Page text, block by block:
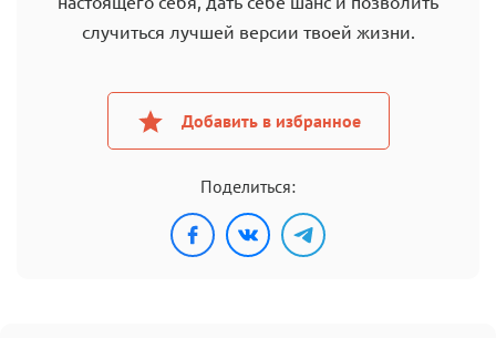
случиться лучшей версии твоей жизни.
Добавить в избранное
Поделиться: